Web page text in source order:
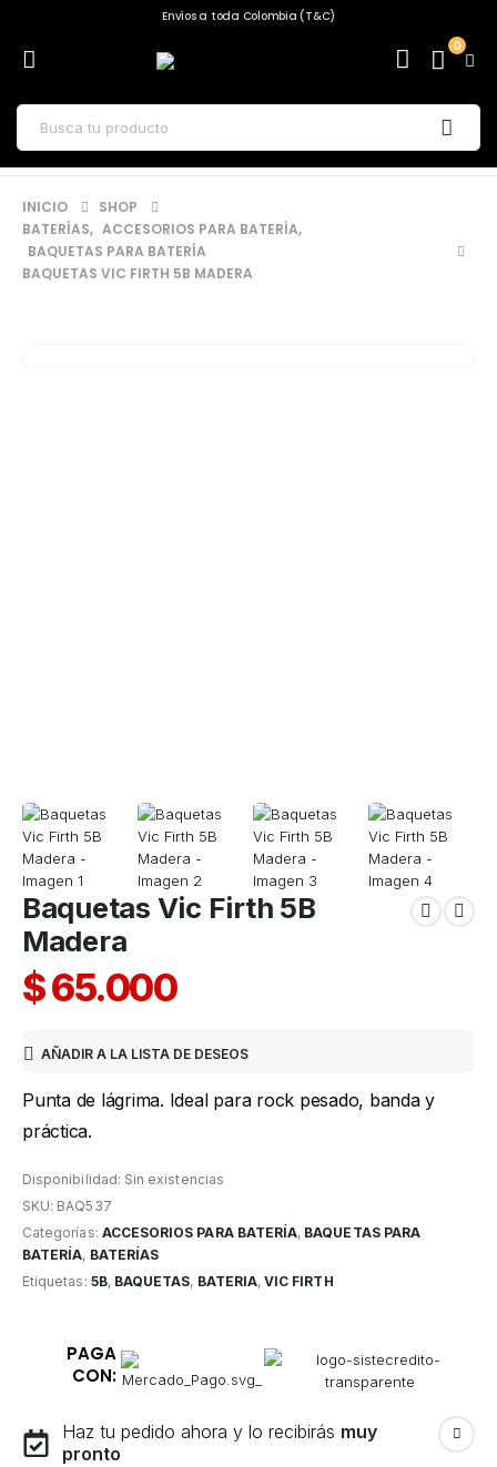
Envíos a toda Colombia (T&C)
0
INICIO
SHOP
BATERÍAS, ACCESORIOS PARA BATERÍA,
BAQUETAS PARA BATERÍA
BAQUETAS VIC FIRTH 5B MADERA
Baquetas Vic Firth 5B
Madera
$65.000
AÑADIR A LA LISTA DE DESEOS
Punta de lágrima. Ideal para rock pesado, banda y
práctica.
Disponibilidad: Sin existencias
SKU: BAQ537
Categorías: ACCESORIOS PARA BATERÍA, BAQUETAS PARA
BATERÍA, BATERÍAS
Etiquetas: 5B, BAQUETAS, BATERIA,VIC FIRTH
PAGA
CON:
Haz tu pedido ahora y lo recibirás muy
pronto